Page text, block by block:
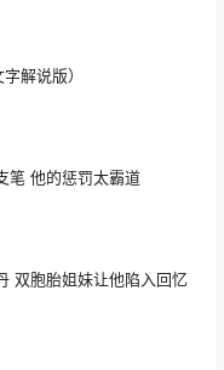
解说版）
笔 他的惩罚太霸道
双胞胎姐妹让他陷入回忆